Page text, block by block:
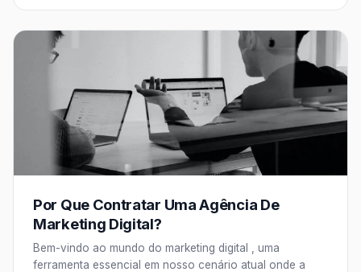
Por Que Contratar Uma Agência De
Marketing Digital?
Bem-vindo ao mundo do marketing digital , uma
ferramenta essencial em nosso cenário atual onde a